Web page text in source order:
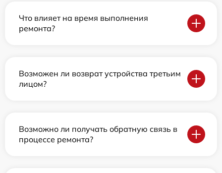
Что влияет на время выполнения
ремонта?
Возможен ли возврат устройства третьим
лицом?
Возможно ли получать обратную связь в
процессе ремонта?